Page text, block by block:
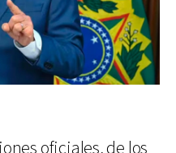
oficiales, de los